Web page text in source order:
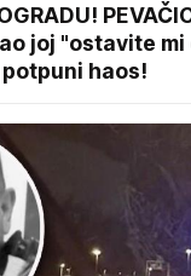
joj "ostavite
haos!